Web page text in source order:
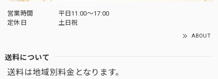
営業時間
平日11:00～17:00
定休日
土日祝
ABOUT
送料について
送料は地域別料金となります。